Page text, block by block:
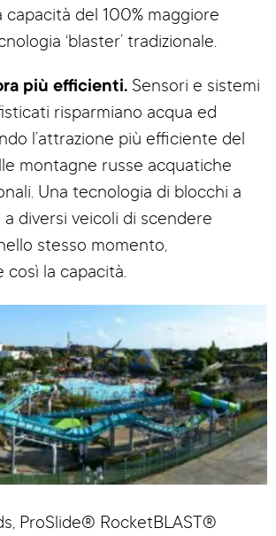
del 100% maggiore
‘blaster’ tradizionale.
più efficienti. Sensori e sistemi
risparmiano acqua ed
l’attrazione più efficiente del
montagne russe acquatiche
Una tecnologia di blocchi a
diversi veicoli di scendere
stesso momento,
così la capacità.
ProSlide® RocketBLAST®